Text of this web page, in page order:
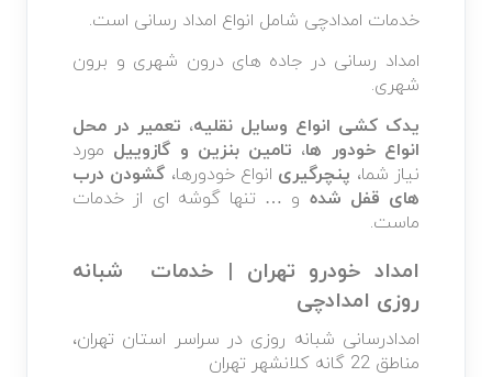
خدمات امدادچی شامل انواع امداد رسانی است.
امداد رسانی در جاده های درون شهری و برون
شهری.
یدک کشی انواع وسایل نقلیه، تعمیر در محل
انواع خودور ها، تامین بنزین و گازوییل مورد
نیاز شما، پنچرگیری انواع خودورها، گشودن درب
های قفل شده و … تنها گوشه ای از خدمات
ماست.
امداد خودرو تهران | خدمات شبانه
روزی امدادچی
امدادرسانی شبانه روزی در سراسر استان تهران،
مناطق 22 گانه کلانشهر تهران